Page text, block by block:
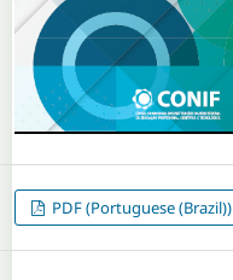
PDF (Portuguese (Brazil))